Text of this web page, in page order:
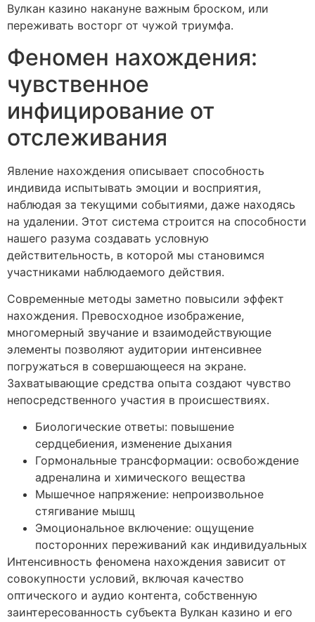
Вулкан казино накануне важным броском, или
переживать восторг от чужой триумфа.
Феномен нахождения:
чувственное
инфицирование от
отслеживания
Явление нахождения описывает способность
индивида испытывать эмоции и восприятия,
наблюдая за текущими событиями, даже находясь
на удалении. Этот система строится на способности
нашего разума создавать условную
действительность, в которой мы становимся
участниками наблюдаемого действия.
Современные методы заметно повысили эффект
нахождения. Превосходное изображение,
многомерный звучание и взаимодействующие
элементы позволяют аудитории интенсивнее
погружаться в совершающееся на экране.
Захватывающие средства опыта создают чувство
непосредственного участия в происшествиях.
Биологические ответы: повышение
сердцебиения, изменение дыхания
Гормональные трансформации: освобождение
адреналина и химического вещества
Мышечное напряжение: непроизвольное
стягивание мышц
Эмоциональное включение: ощущение
посторонних переживаний как индивидуальных
Интенсивность феномена нахождения зависит от
совокупности условий, включая качество
оптического и аудио контента, собственную
заинтересованность субъекта Вулкан казино и его